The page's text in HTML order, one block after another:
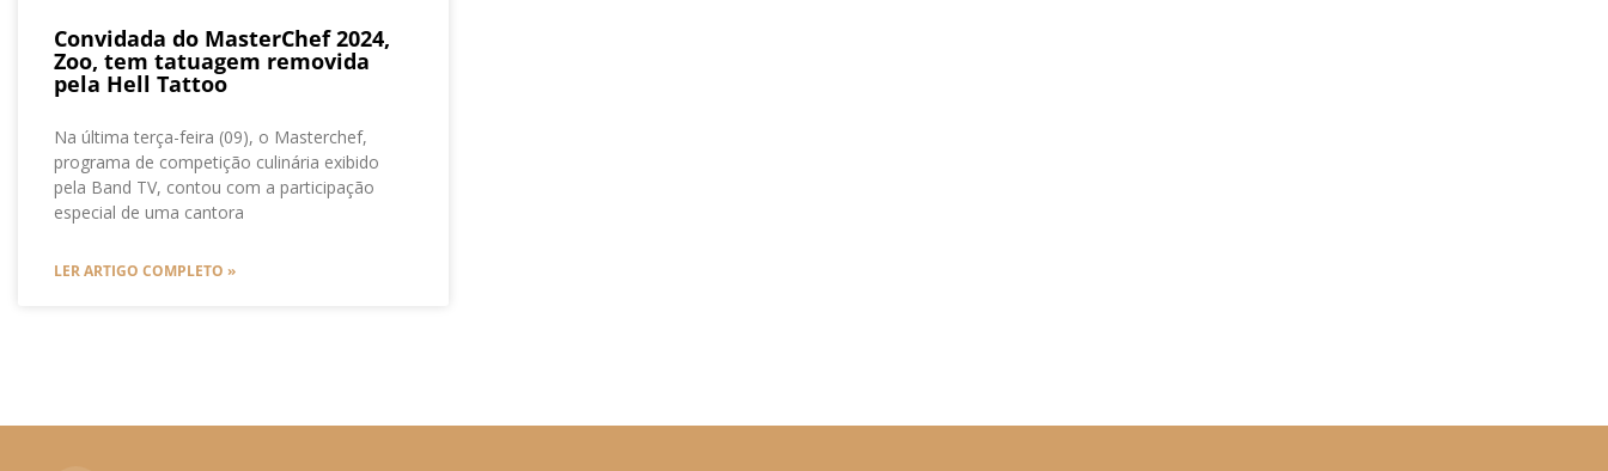
Convidada do MasterChef 2024,
Zoo, tem tatuagem removida
pela Hell Tattoo
Na última terça-feira (09), o Masterchef,
programa de competição culinária exibido
pela Band TV, contou com a participação
especial de uma cantora
LER ARTIGO COMPLETO »